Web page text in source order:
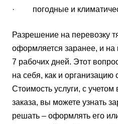
· погодные и
Разрешение на перевозку
оформляется заранее, и на
7 рабочих дней. Этот
на себя, как и организацию
Стоимость услуги, с
заказа, вы можете узнать
решать – оформлять его